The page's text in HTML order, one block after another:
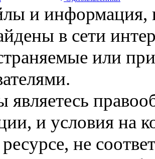
и информация,
в сети
или
являетесь
и условия на
не